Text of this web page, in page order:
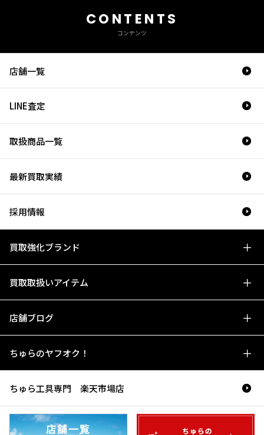
CONTENTS
コンテンツ
店舗一覧
LINE査定
取扱商品一覧
最新買取実績
採用情報
買取強化ブランド
買取取扱いアイテム
店舗ブログ
ちゅらのヤフオク！
ちゅら工具専門 楽天市場店